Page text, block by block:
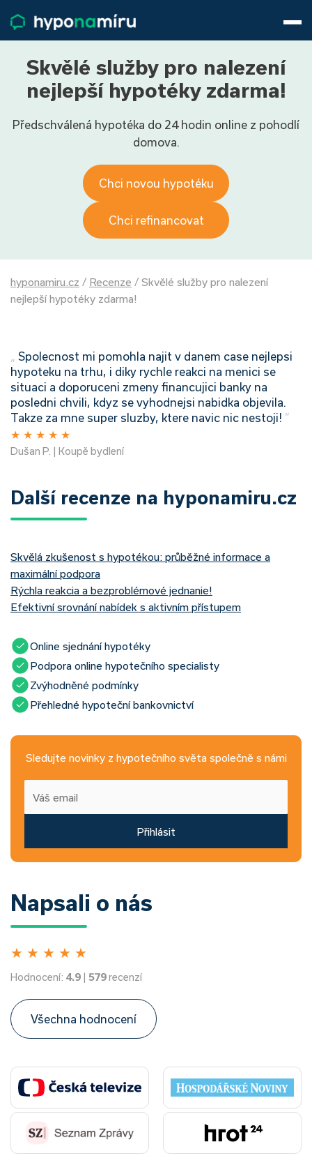
Životní pojištění
Pojištění nemovitosti
Články
O nás
800 688 388
9−16 hod.
Skvělé služby pro nalezení
nejlepší hypotéky zdarma!
Předschválená hypotéka do 24 hodin online z pohodlí
domova.
Chci novou hypotéku
Chci refinancovat
hyponamiru.cz / Recenze / Skvělé služby pro nalezení
nejlepší hypotéky zdarma!
„ Spolecnost mi pomohla najit v danem case nejlepsi
hypoteku na trhu, i diky rychle reakci na menici se
situaci a doporuceni zmeny financujici banky na
posledni chvili, kdyz se vyhodnejsi nabidka objevila.
Takze za mne super sluzby, ktere navic nic nestoji! ”
★ ★ ★ ★ ★
Dušan P. | Koupě bydlení
Další recenze na hyponamiru.cz
Skvělá zkušenost s hypotékou: průběžné informace a
maximální podpora
Rýchla reakcia a bezproblémové jednanie!
Efektivní srovnání nabídek s aktivním přístupem
Online sjednání hypotéky
Podpora online hypotečního specialisty
Zvýhodněné podmínky
Přehledné hypoteční bankovnictví
Sledujte novinky z hypotečního světa společně s námi
Přihlásit
Napsali o nás
★ ★ ★ ★ ★
Hodnocení: 4.9 | 579recenzí
Všechna hodnocení